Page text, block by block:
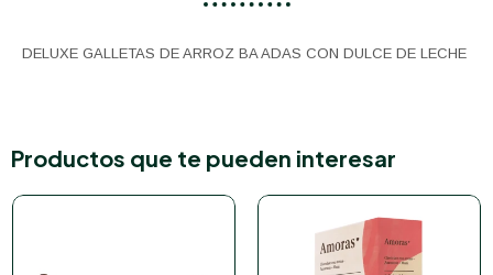
DELUXE GALLETAS DE ARROZ BA ADAS CON DULCE DE LECHE
Productos que te pueden interesar